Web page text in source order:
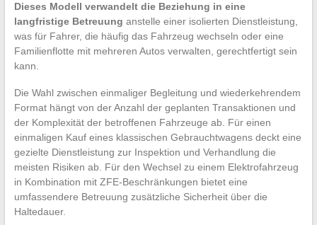
Dieses Modell verwandelt die Beziehung in eine
langfristige Betreuung anstelle einer isolierten Dienstleistung,
was für Fahrer, die häufig das Fahrzeug wechseln oder eine
Familienflotte mit mehreren Autos verwalten, gerechtfertigt sein
kann.
Die Wahl zwischen einmaliger Begleitung und wiederkehrendem
Format hängt von der Anzahl der geplanten Transaktionen und
der Komplexität der betroffenen Fahrzeuge ab. Für einen
einmaligen Kauf eines klassischen Gebrauchtwagens deckt eine
gezielte Dienstleistung zur Inspektion und Verhandlung die
meisten Risiken ab. Für den Wechsel zu einem Elektrofahrzeug
in Kombination mit ZFE-Beschränkungen bietet eine
umfassendere Betreuung zusätzliche Sicherheit über die
Haltedauer.